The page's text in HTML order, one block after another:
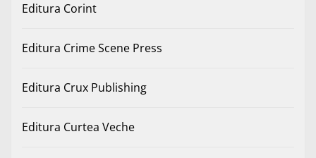
Editura Corint
Editura Crime Scene Press
Editura Crux Publishing
Editura Curtea Veche